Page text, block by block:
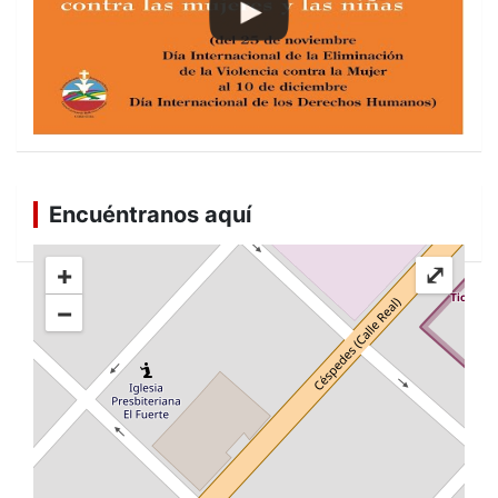
Encuéntranos aquí
+
−
⤢